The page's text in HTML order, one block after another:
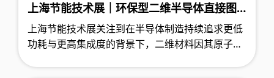
上海节能技术展｜环保型二维半导体直接图
案化技术实现突破，紫外光固化工艺开启绿
色芯片制造新纪元
上海节能技术展关注到在半导体制造持续追求更低
功耗与更高集成度的背景下，二维材料因其原子级